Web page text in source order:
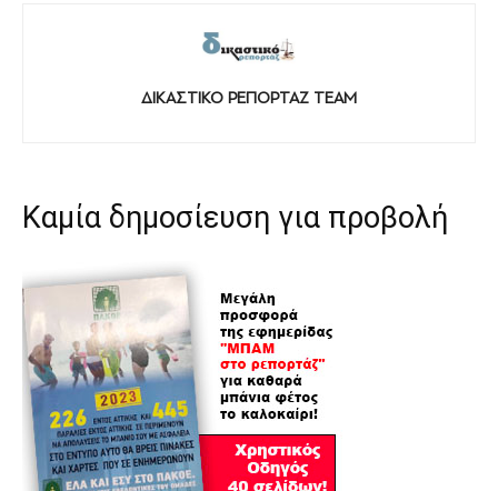
ΔΙΚΑΣΤΙΚΟ ΡΕΠΟΡΤΑΖ TEAM
Καμία δημοσίευση για προβολή